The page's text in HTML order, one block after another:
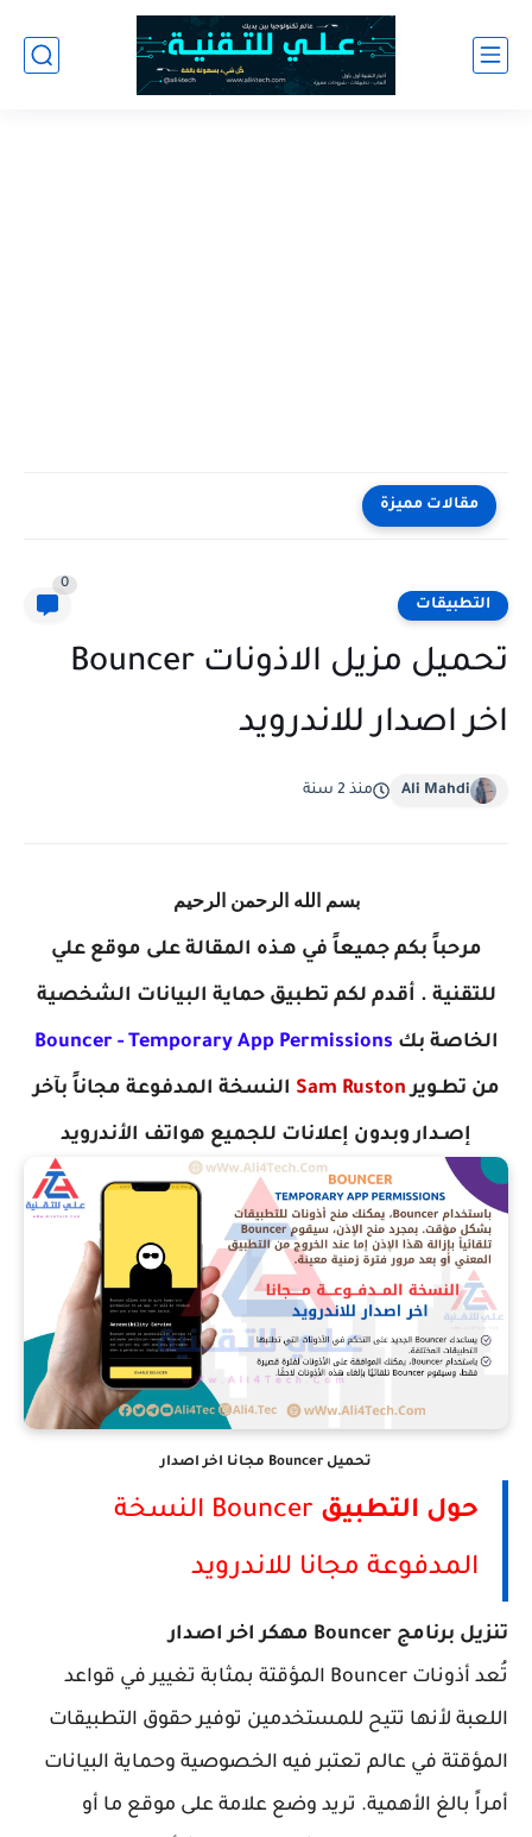
مقالات مميزة
التطبيقات
0
تحميل مزيل الاذونات Bouncer
اخر اصدار للاندرويد
Ali Mahdi منذ 2 سنة
بسم الله الرحمن الرحيم
مرحباً بكم جميعاً في هـذه المقالة على موقع علي
للتقنية . أقدم لكم تطبيق حماية البيانات الشخصية
الخاصة بك Bouncer - Temporary App Permissions
من تطـويرSam Ruston النسخة المدفوعة مجاناً بآخر
إصـدار وبدون إعلانات للجميع هواتف الأندرويد
تحميل Bouncer مجانا اخر اصدار
حول التطبيق
Bouncer النسخة
المدفوعة مجانا للاندرويد
تنزيل برنامج Bouncer مهكر اخر اصدار
تُعد أذونات Bouncer المؤقتة بمثابة تغيير في قواعد
اللعبة لأنها تتيح للمستخدمين توفير حقوق التطبيقات
المؤقتة في عالم تعتبر فيه الخصوصية وحماية البيانات
أمراً بالغ الأهمية. تريد وضع علامة على موقع ما أو